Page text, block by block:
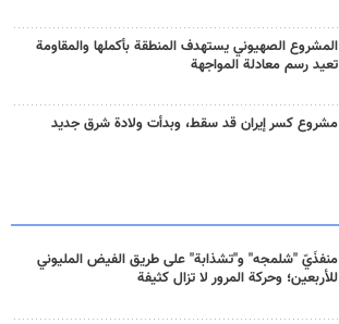
المشروع الصهيوني يستهدف المنطقة بأكملها والمقاومة
تعيد رسم معادلة المواجهة
مشروع كسر إيران قد سقط، وبدأت ولادة شرق جديد
منفذَيّ "شلمجه" و"تشذابة" على طريق الفيض المليوني
للأربعين؛ وحركة المرور لا تزال كثيفة